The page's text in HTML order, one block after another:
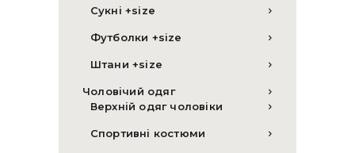
Сукні +size
Футболки +size
Штани +size
Чоловічий одяг
Верхній одяг чоловіки
Спортивні костюми